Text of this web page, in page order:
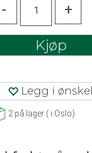
- +
Kjøp
Legg i
2 på lager ( i Oslo)